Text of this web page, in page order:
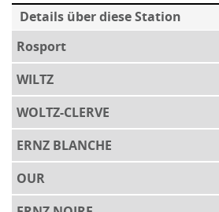
Details über diese Station
Rosport
WILTZ
WOLTZ-CLERVE
ERNZ BLANCHE
OUR